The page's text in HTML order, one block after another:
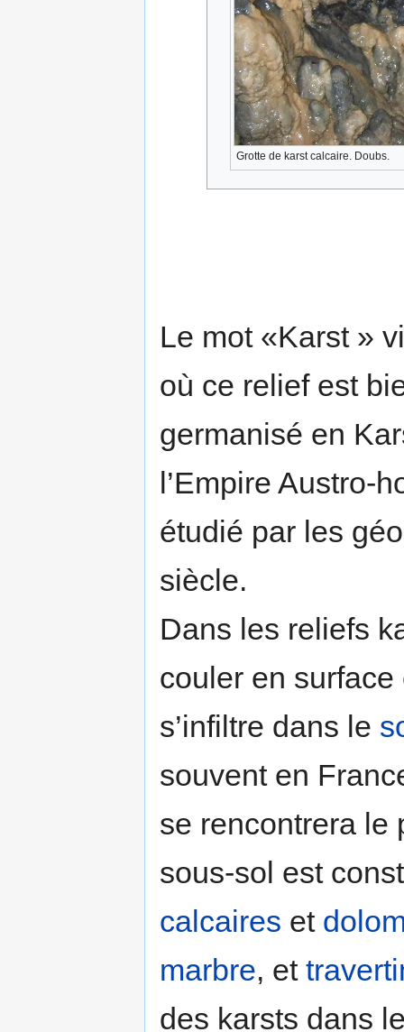
Grotte de karst calcaire. Doubs.
Le mot «Karst »
où ce relief est
germanisé en
l’Empire Austro-
étudié par les
siècle.
Dans les reliefs
couler en surface
s’infiltre dans le
souvent en
se rencontrera le
sous-sol est
calcaires et
marbre, et
des karsts dans